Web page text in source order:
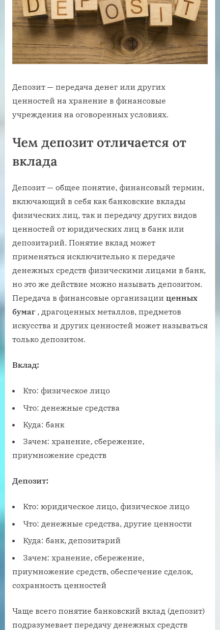
Депозит — передача денег или других
ценностей на хранение в финансовые
учреждения на оговоренных условиях.
Чем депозит отличается от
вклада
Депозит — общее понятие, финансовый термин,
включающий в себя как банковские вклады
физических лиц, так и передачу других видов
ценностей от юридических лиц в банк или
депозитарий. Понятие вклад может
применяться исключительно к передаче
денежных средств физическими лицами в банк,
но это же действие можно называть депозитом.
Передача в финансовые организации ценных
бумаг , драгоценных металлов, предметов
искусства и других ценностей может называться
только депозитом.
Вклад:
Кто: физическое лицо
Что: денежные средства
Куда: банк
Зачем: хранение, сбережение,
приумножение средств
Депозит:
Кто: юридическое лицо, физическое лицо
Что: денежные средства, другие ценности
Куда: банк, депозитарий
Зачем: хранение, сбережение,
приумножение средств, обеспечение сделок,
сохранность ценностей
Чаще всего понятие банковский вклад (депозит)
подразумевает передачу денежных средств